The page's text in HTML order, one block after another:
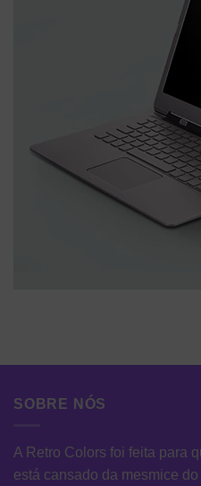
SOBRE NÓS
A Retro Colors foi feita para
está cansado da mesmice